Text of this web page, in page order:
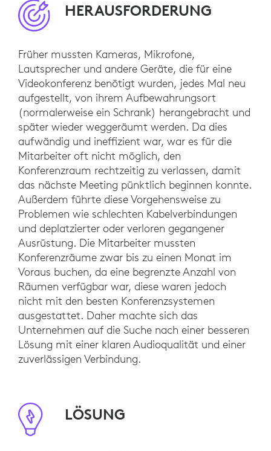
HERAUSFORDERUNG
Früher mussten Kameras, Mikrofone,
Lautsprecher und andere Geräte, die für eine
Videokonferenz benötigt wurden, jedes Mal neu
aufgestellt, von ihrem Aufbewahrungsort
(normalerweise ein Schrank) herangebracht und
später wieder weggeräumt werden. Da dies
aufwändig und ineffizient war, war es für die
Mitarbeiter oft nicht möglich, den
Konferenzraum rechtzeitig zu verlassen, damit
das nächste Meeting pünktlich beginnen konnte.
Außerdem führte diese Vorgehensweise zu
Problemen wie schlechten Kabelverbindungen
und deplatzierter oder verloren gegangener
Ausrüstung. Die Mitarbeiter mussten
Konferenzräume zwar bis zu einen Monat im
Voraus buchen, da eine begrenzte Anzahl von
Räumen verfügbar war, diese waren jedoch
nicht mit den besten Konferenzsystemen
ausgestattet. Daher machte sich das
Unternehmen auf die Suche nach einer besseren
Lösung mit einer klaren Audioqualität und einer
zuverlässigen Verbindung.
LÖSUNG